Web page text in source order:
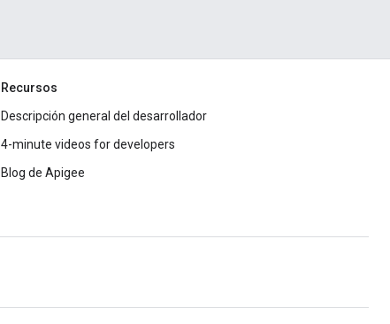
Recursos
Descripción general del desarrollador
4-minute videos for developers
Blog de Apigee